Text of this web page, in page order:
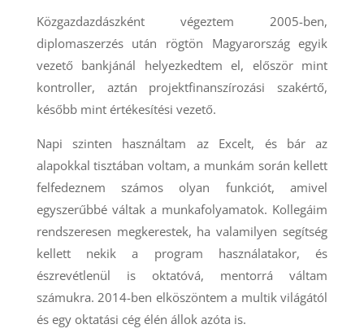
Közgazdazdászként végeztem 2005-ben,
diplomaszerzés után rögtön Magyarország egyik
vezető bankjánál helyezkedtem el, először mint
kontroller, aztán projektfinanszírozási szakértő,
később mint értékesítési vezető.
Napi szinten használtam az Excelt, és bár az
alapokkal tisztában voltam, a munkám során kellett
felfedeznem számos olyan funkciót, amivel
egyszerűbbé váltak a munkafolyamatok. Kollegáim
rendszeresen megkerestek, ha valamilyen segítség
kellett nekik a program használatakor, és
észrevétlenül is oktatóvá, mentorrá váltam
számukra. 2014-ben elköszöntem a multik világától
és egy oktatási cég élén állok azóta is.